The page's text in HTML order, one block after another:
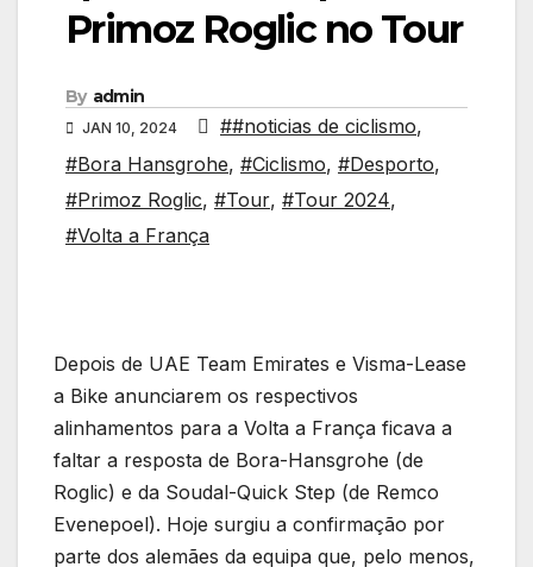
Primoz Roglic no Tour
By admin
JAN 10, 2024 ##noticias de ciclismo,
#Bora Hansgrohe, #Ciclismo, #Desporto,
#Primoz Roglic, #Tour, #Tour 2024,
#Volta a França
Depois de UAE Team Emirates e Visma-Lease
a Bike anunciarem os respectivos
alinhamentos para a Volta a França ficava a
faltar a resposta de Bora-Hansgrohe (de
Roglic) e da Soudal-Quick Step (de Remco
Evenepoel). Hoje surgiu a confirmação por
parte dos alemães da equipa que, pelo menos,